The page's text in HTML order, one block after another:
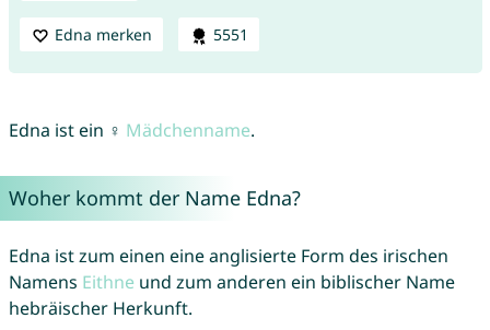
Edna merken 5551
Edna ist ein ♀ Mädchenname.
Woher kommt der Name Edna?
Edna ist zum einen eine anglisierte Form des irischen
Namens Eithne und zum anderen ein biblischer Name
hebräischer Herkunft.